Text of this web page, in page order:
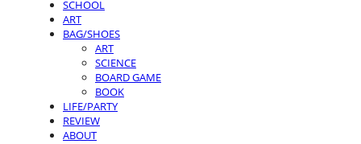
SCHOOL
ART
BAG/SHOES
ART
SCIENCE
BOARD GAME
BOOK
LIFE/PARTY
REVIEW
ABOUT